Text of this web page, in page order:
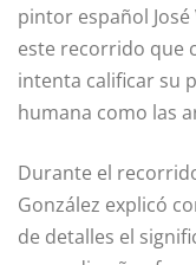
pintor español
este recorrido que
intenta calificar su
humana como las
Durante el
González explicó
de detalles el